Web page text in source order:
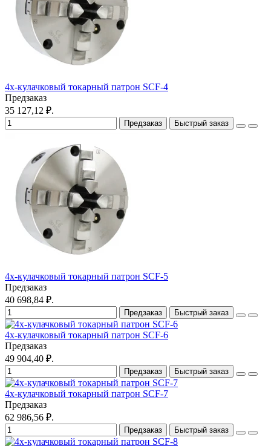
4х-кулачковый токарный патрон SCF-4
Предзаказ
35 127,12 ₽.
Предзаказ Быстрый заказ
4х-кулачковый токарный патрон SCF-5
Предзаказ
40 698,84 ₽.
Предзаказ Быстрый заказ
4х-кулачковый токарный патрон SCF-6
Предзаказ
49 904,40 ₽.
Предзаказ Быстрый заказ
4х-кулачковый токарный патрон SCF-7
Предзаказ
62 986,56 ₽.
Предзаказ Быстрый заказ